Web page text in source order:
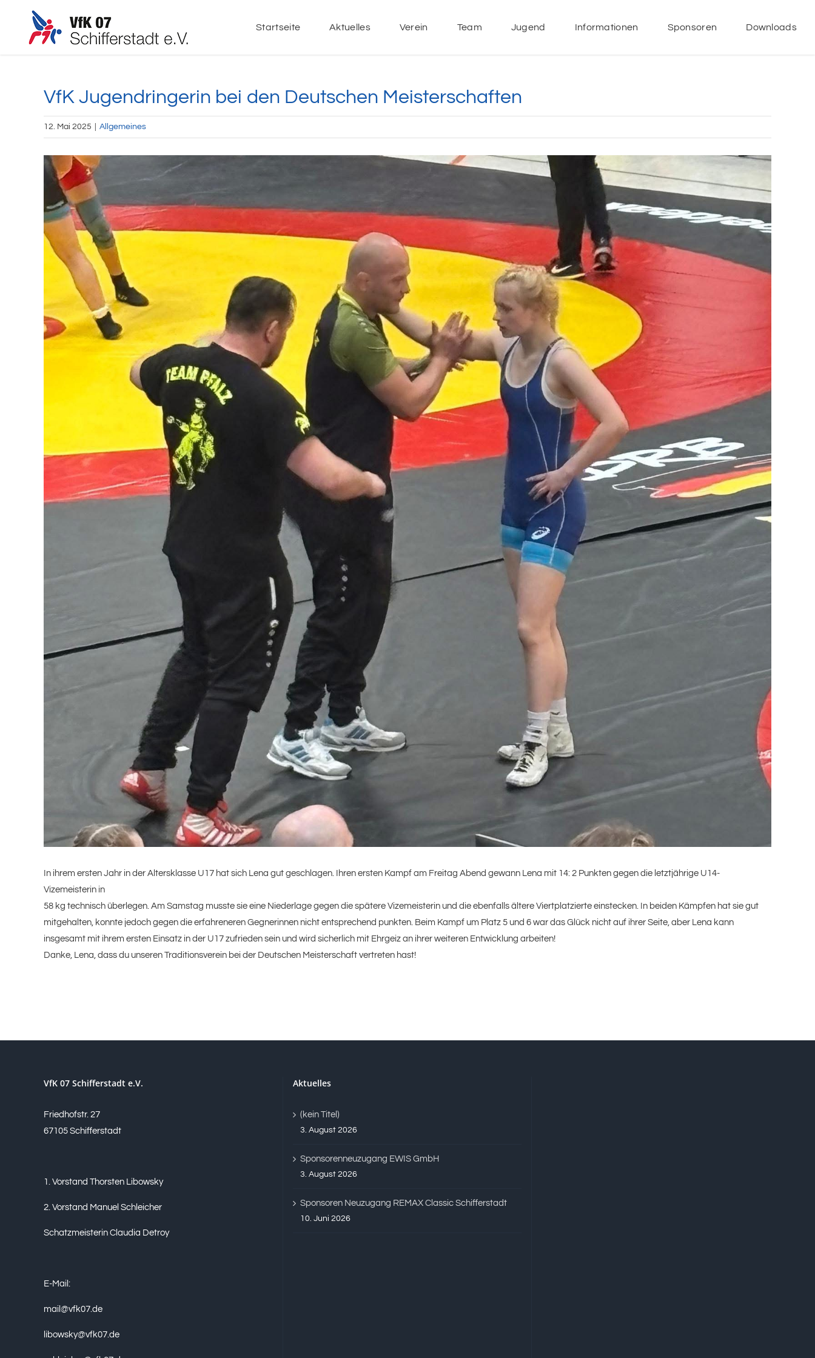
springen
Startseite Aktuelles Verein Team Jugend Informationen Sponsoren Downloads
VfK Jugendringerin bei den Deutschen Meisterschaften
12. Mai 2025 Allgemeines
Zeige
grösseres
In ihrem ersten Jahr in der Altersklasse U17 hat sich Lena gut geschlagen. Ihren ersten Kampf am Freitag Abend gewann Lena mit 14: 2 Punkten gegen die letztjährige U14-
Vizemeisterin in
58 kg technisch überlegen. Am Samstag musste sie eine Niederlage gegen die spätere Vizemeisterin und die ebenfalls ältere Viertplatzierte einstecken. In beiden Kämpfen hat sie gut
mitgehalten, konnte jedoch gegen die erfahreneren Gegnerinnen nicht entsprechend punkten. Beim Kampf um Platz 5 und 6 war das Glück nicht auf ihrer Seite, aber Lena kann
insgesamt mit ihrem ersten Einsatz in der U17 zufrieden sein und wird sicherlich mit Ehrgeiz an ihrer weiteren Entwicklung arbeiten!
Danke, Lena, dass du unseren Traditionsverein bei der Deutschen Meisterschaft vertreten hast!
VfK 07 Schifferstadt e.V.
Friedhofstr. 27
67105 Schifferstadt
1. Vorstand Thorsten Libowsky
2. Vorstand Manuel Schleicher
Schatzmeisterin Claudia Detroy
E-Mail:
mail@vfk07.de
libowsky@vfk07.de
Aktuelles
(kein Titel)
3. August 2026
Sponsorenneuzugang EWIS GmbH
3. August 2026
Sponsoren Neuzugang REMAX Classic Schifferstadt
10. Juni 2026